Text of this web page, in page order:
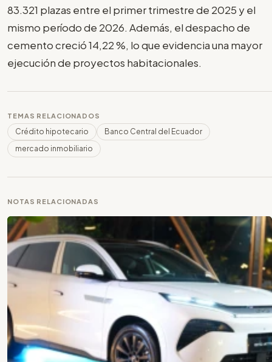
83.321 plazas entre el primer trimestre de 2025 y el
mismo período de 2026. Además, el despacho de
cemento creció 14,22 %, lo que evidencia una mayor
ejecución de proyectos habitacionales.
TEMAS RELACIONADOS
Crédito hipotecario
Banco Central del Ecuador
mercado inmobiliario
NOTAS RELACIONADAS